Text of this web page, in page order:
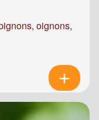
oignons,